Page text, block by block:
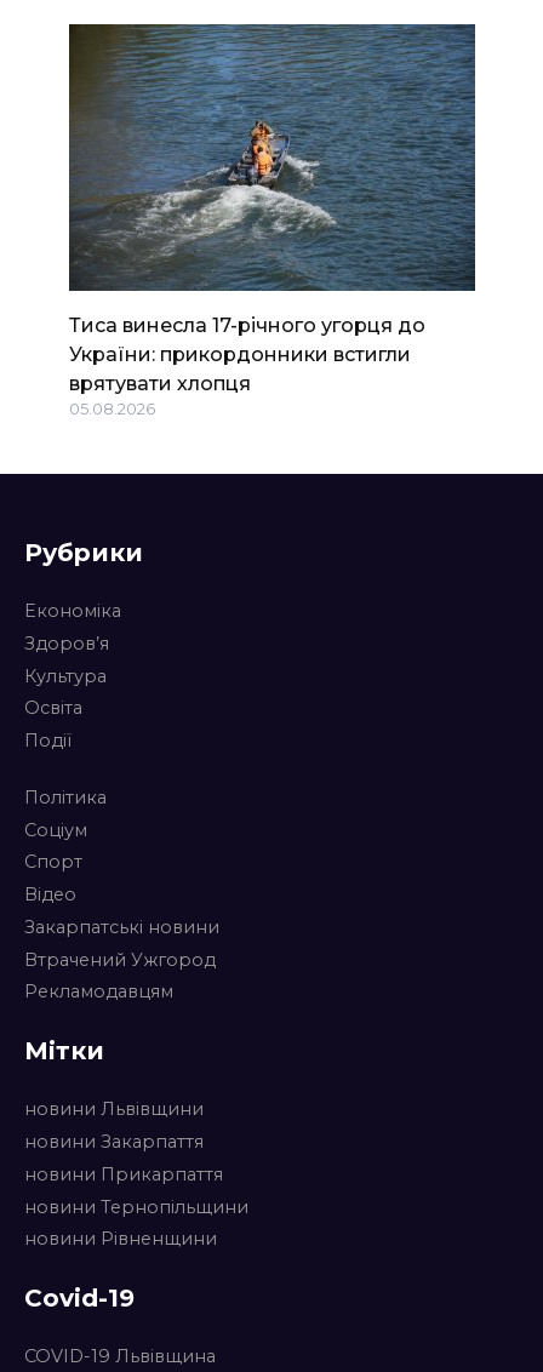
Тиса винесла 17-річного угорця до
України: прикордонники встигли
врятувати хлопця
05.08.2026
Рубрики
Економіка
Здоров’я
Культура
Освіта
Події
Політика
Соціум
Спорт
Відео
Закарпатські новини
Втрачений Ужгород
Рекламодавцям
Мітки
новини Львівщини
новини Закарпаття
новини Прикарпаття
новини Тернопільщини
новини Рівненщини
Covid-19
COVID-19 Львівщина